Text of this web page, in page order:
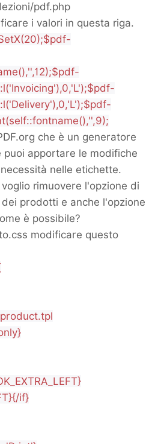
pdf.php
i valori in questa riga.
(20);$pdf-
(),'',12);$pdf-
l('Invoicing'),0,'L');$pdf-
l('Delivery'),0,'L');$pdf-
(self::fontname(),'',9);
che è un generatore
puoi apportare le modifiche
nelle etichette.
voglio rimuovere l'opzione di
prodotti e anche l'opzione
è possibile?
modificare questo
if}